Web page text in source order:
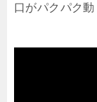
口がパクパク動